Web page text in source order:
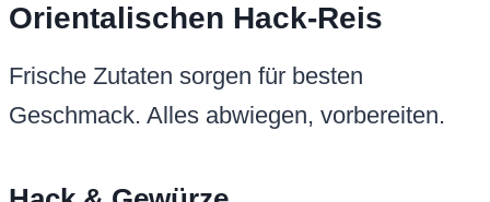
Orientalischen Hack-Reis
Frische Zutaten sorgen für besten
Geschmack. Alles abwiegen, vorbereiten.